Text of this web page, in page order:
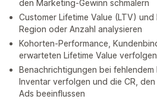
den Marketing-Gewinn schmälern
Customer Lifetime Value (LTV)
Region oder Anzahl analysieren
Kohorten-Performance,
erwarteten Lifetime Value verfolgen
Benachrichtigungen bei
Inventar verfolgen und die CR,
Ads beeinflussen